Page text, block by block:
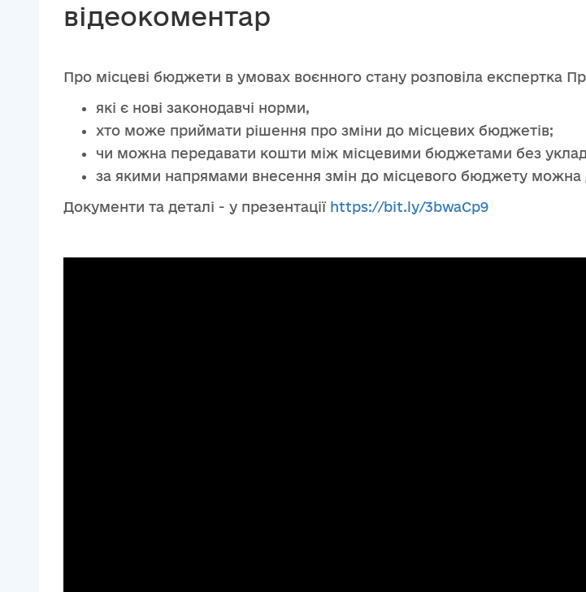
відеокоментар
Про місцеві бюджети в умовах воєнного стану розповіла експертка
які є нові законодавчі норми,
хто може приймати рішення про зміни до місцевих бюджетів;
чи можна передавати кошти між місцевими бюджетами без
за якими напрямами внесення змін до місцевого бюджету можна
Документи та деталі - у презентації https://bit.ly/3bwaCp9